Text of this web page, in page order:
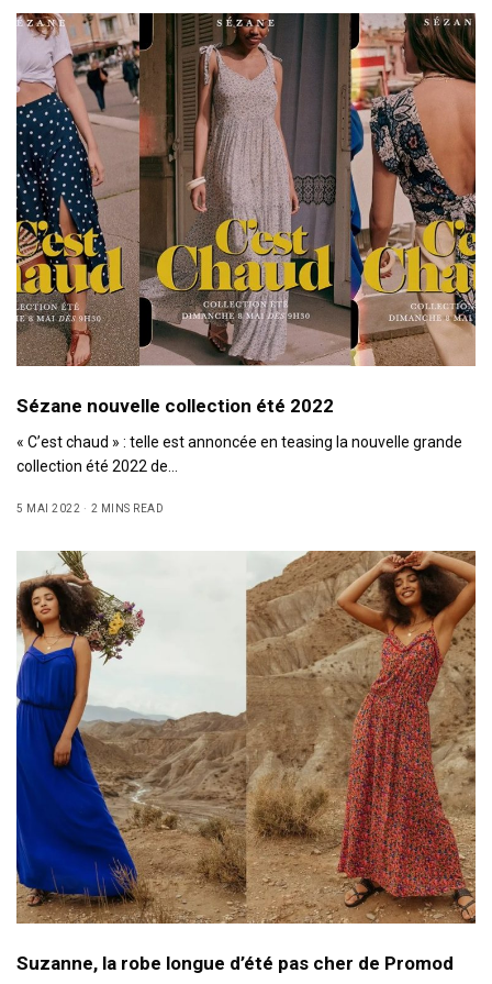
Sézane nouvelle collection été 2022
« C’est chaud » : telle est annoncée en teasing la nouvelle grande
collection été 2022 de…
5 MAI 2022 2 MINS READ
Suzanne, la robe longue d’été pas cher de Promod